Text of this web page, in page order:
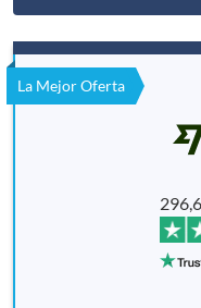
La Mejor Oferta